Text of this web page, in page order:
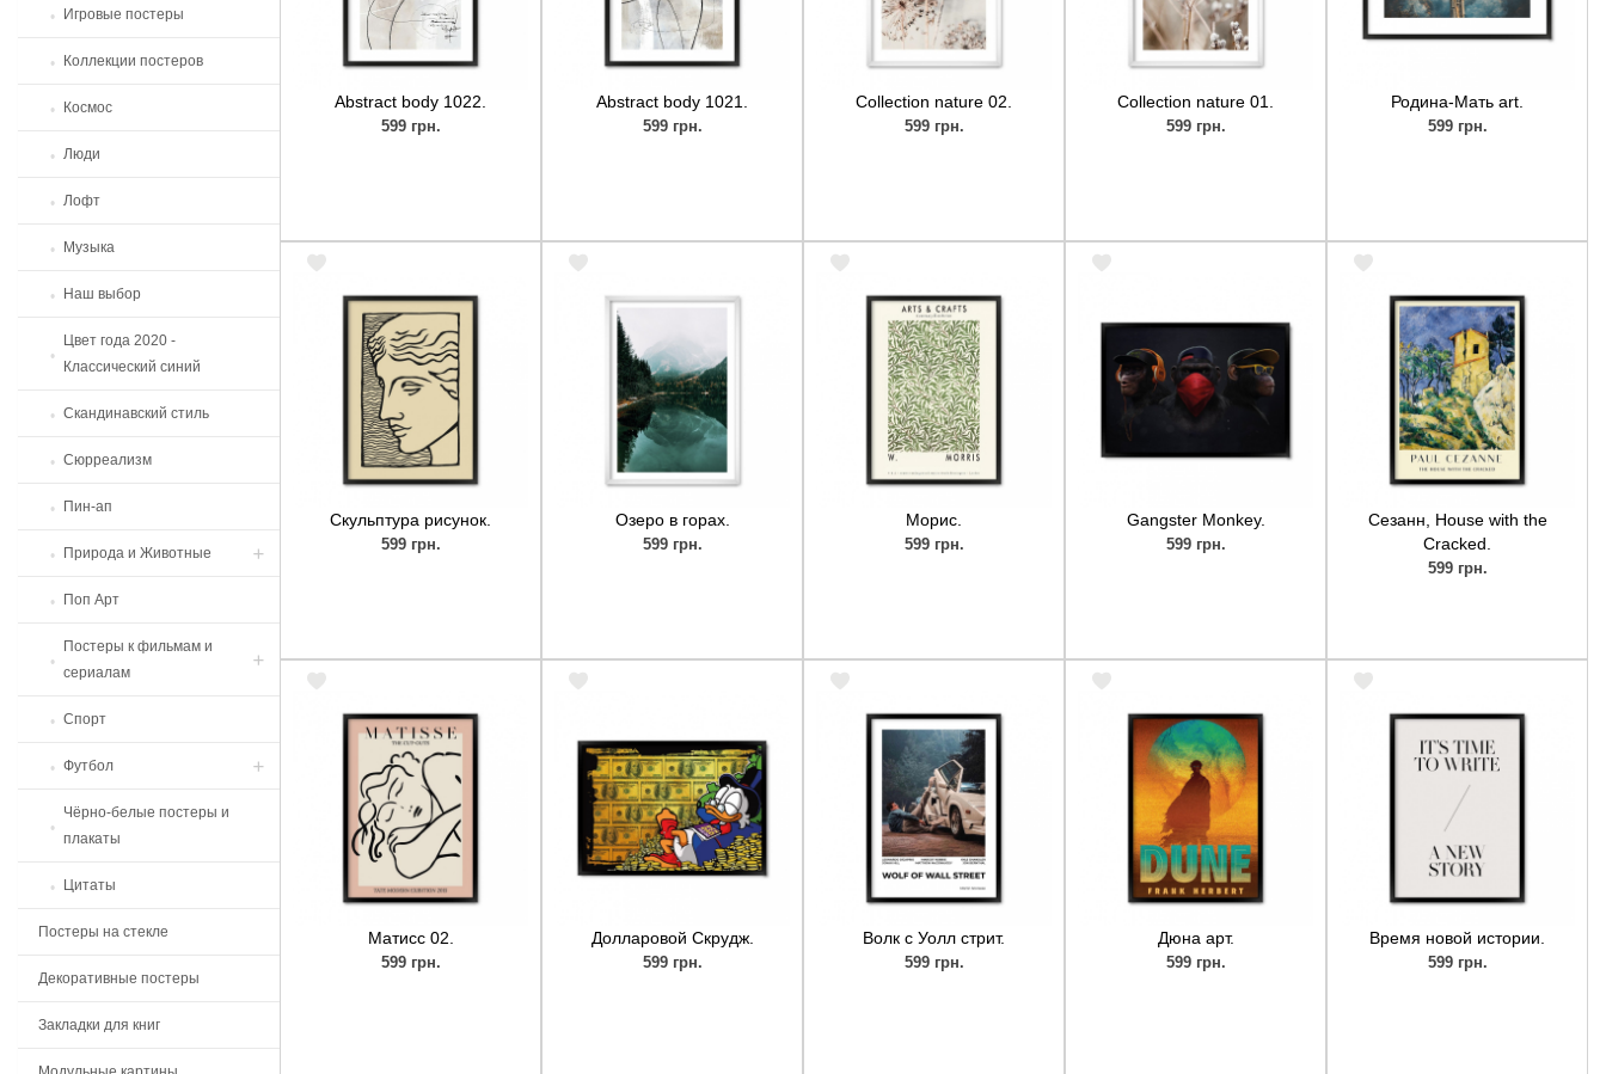
Игровые постеры
Коллекции постеров
Космос
Люди
Лофт
Музыка
Наш выбор
Цвет года 2020 -
Классический синий
Скандинавский стиль
Сюрреализм
Пин-ап
Природа и Животные
Фрукты
Животные
Поп Арт
Постеры к фильмам и
сериалам
Marvel
STARWARS
Форсаж
Спорт
Футбол
Легенды Футбола
Чёрно-белые постеры и
плакаты
Цитаты
Постеры на стекле
Декоративные постеры
Закладки для книг
Abstract body 1022.
599 грн.
Abstract body 1021.
599 грн.
Collection nature 02.
599 грн.
Collection nature 01.
599 грн.
Родина-Мать art.
599 грн.
Скульптура рисунок.
599 грн.
Озеро в горах.
599 грн.
Морис.
599 грн.
Gangster Monkey.
599 грн.
Сезанн, House with the
Cracked.
599 грн.
Матисс 02.
599 грн.
Долларовой Скрудж.
599 грн.
Волк с Уолл стрит.
599 грн.
Дюна арт.
599 грн.
Время новой истории.
599 грн.